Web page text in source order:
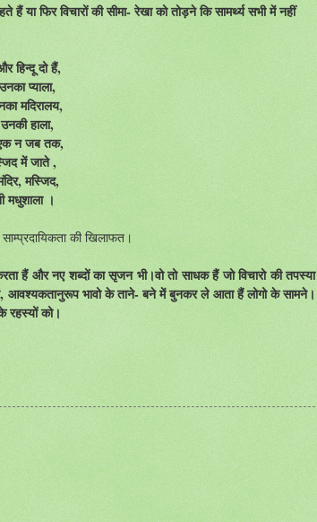
फिर विचारों की सीमा- रेखा को तोड़ने कि सामर्थ्य सभी में नहीं
हिन्दू दो हैं,
प्याला,
मदिरालय,
हाला,
न जब तक,
में जाते ,
मस्जिद,
मधुशाला ।
की खिलाफत।
हैं और नए शब्दों का सृजन भी।वो तो साधक हैं जो विचारो की तपस्या
आवश्यकतानुरूप भावो के ताने- बने में बुनकर ले आता हैं लोगो के सामने।
रहस्यों को।